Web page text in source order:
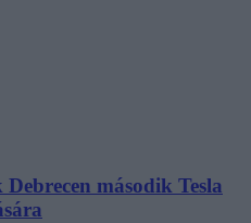
második Tesla